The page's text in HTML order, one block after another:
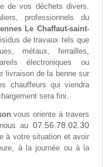
de vos déchets divers.
professionnels du
Le Chaffaut-saint-
de travaux tels que
métaux, ferrailles,
électroniques ou
livraison de la benne sur
chauffeurs qui viendra
sera fini.
vous oriente à travers
nous au07.56.78.02.30
à votre situation et avoir
à la journée ou à la